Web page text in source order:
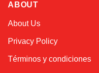
ABOUT
About Us
Privacy Policy
Términos y condiciones